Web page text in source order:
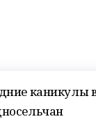
каникулы